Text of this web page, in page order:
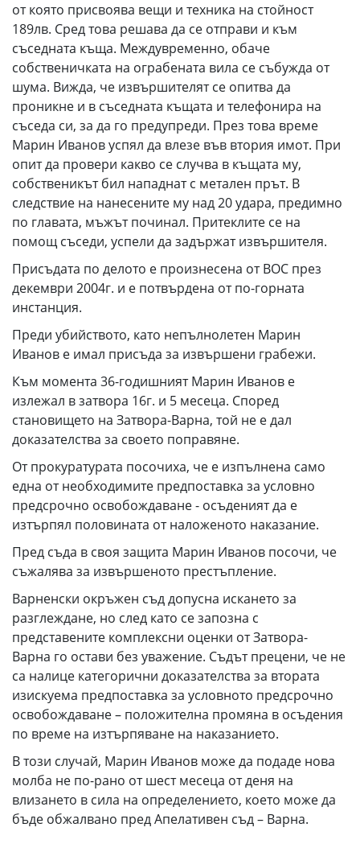
от която присвоява вещи и техника на стойност
189лв. Сред това решава да се отправи и към
съседната къща. Междувременно, обаче
собственичката на ограбената вила се събужда от
шума. Вижда, че извършителят се опитва да
проникне и в съседната къщата и телефонира на
съседа си, за да го предупреди. През това време
Марин Иванов успял да влезе във втория имот. При
опит да провери какво се случва в къщата му,
собственикът бил нападнат с метален прът. В
следствие на нанесените му над 20 удара, предимно
по главата, мъжът починал. Притеклите се на
помощ съседи, успели да задържат извършителя.
Присъдата по делото е произнесена отВОС през
декември 2004г. и е потвърдена от по-горната
инстанция.
Преди убийството, като непълнолетен Марин
Иванов е имал присъда за извършени грабежи.
Към момента 36-годишният Марин Иванов е
излежал в затвора 16г. и 5 месеца. Според
становището на Затвора-Варна, той не е дал
доказателства за своето поправяне.
От прокуратурата посочиха, че е изпълнена само
една от необходимите предпоставка за условно
предсрочно освобождаване - осъденият да е
изтърпял половината от наложеното наказание.
Пред съда в своя защита Марин Иванов посочи, че
съжалява за извършеното престъпление.
Варненски окръжен съд допусна искането за
разглеждане, но след като се запозна с
представените комплексни оценки от Затвора-
Варна го остави без уважение. Съдът прецени, че не
са налице категорични доказателства за втората
изискуема предпоставка за условното предсрочно
освобождаване – положителна промяна в осъдения
по време на изтърпяване на наказанието.
В този случай, Марин Иванов може да подаде нова
молба не по-рано от шест месеца от деня на
влизането в сила на определението, което може да
бъде обжалвано пред Апелативен съд – Варна.